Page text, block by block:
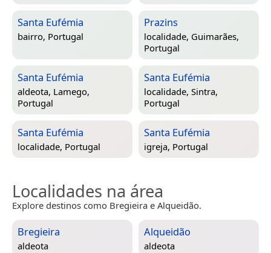
Santa Eufémia
bairro, Portugal
Prazins
localidade, Guimarães,
Portugal
Santa Eufémia
aldeota, Lamego,
Portugal
Santa Eufémia
localidade, Sintra,
Portugal
Santa Eufémia
localidade, Portugal
Santa Eufémia
igreja, Portugal
Localidades na área
Explore destinos como Bregieira e Alqueidão.
Bregieira
aldeota
Alqueidão
aldeota